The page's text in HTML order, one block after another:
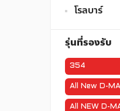
โรลบาร์
รุ่นที่รองรับ
354
All New D-
All NEW D-